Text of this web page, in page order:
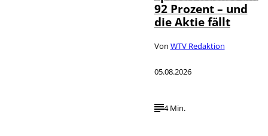
92 Prozent – und
die Aktie fällt
Von WTV Redaktion
05.08.2026
4 Min.